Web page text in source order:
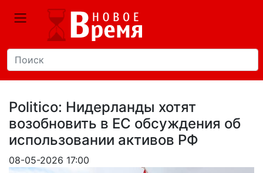
Politico: Нидерланды хотят
возобновить в ЕС обсуждения об
использовании активов РФ
08-05-2026 17:00